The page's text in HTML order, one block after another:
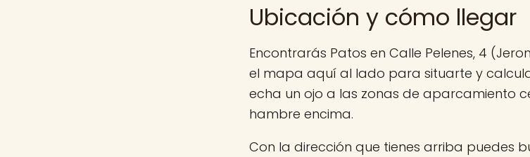
Ubicación y cómo llegar
Encontrarás Patos en Calle Pelenes, 4
el mapa aquí al lado para situarte y
echa un ojo a las zonas de aparcamiento
hambre encima.
Con la dirección que tienes arriba puedes